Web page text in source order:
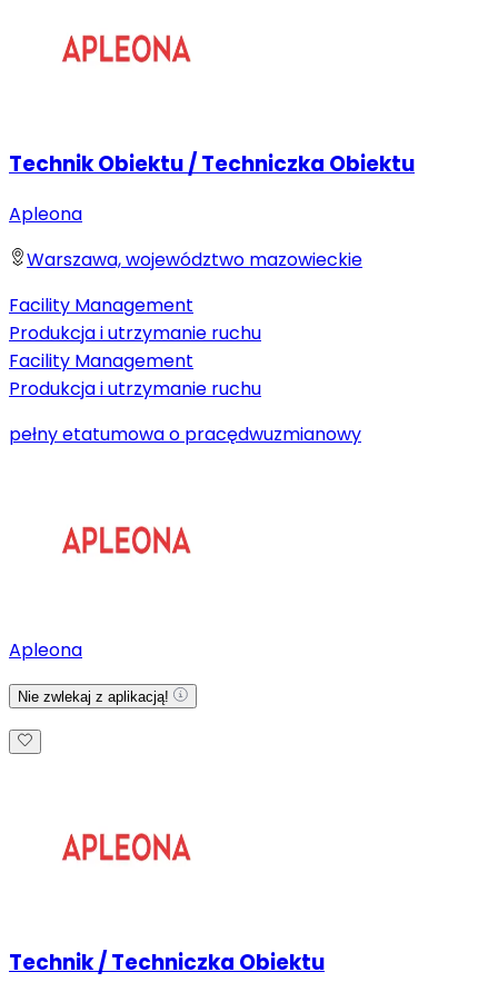
Technik Obiektu / Techniczka Obiektu
Apleona
Warszawa, województwo mazowieckie
Facility Management
Produkcja i utrzymanie ruchu
Facility Management
Produkcja i utrzymanie ruchu
pełny etatumowa o pracędwuzmianowy
Apleona
Nie zwlekaj z aplikacją!
Technik / Techniczka Obiektu